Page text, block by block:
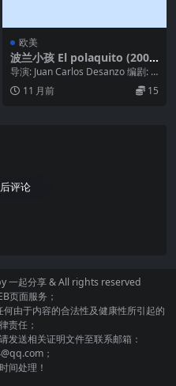
欧美
波兰小孩 El polaquito (200
3)
导演: Juan Carlos Desanzo 编剧: Ju
an Carlos ...
11 月前 15
评论
一起分享& All rights reserved
页面服务；
由于内容的合法性及健康性所引起的
责任；
发送相关证明文件至联系邮箱：
；
间处理！